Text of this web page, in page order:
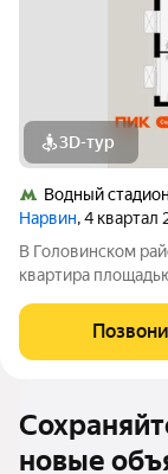
3D-тур
Водный стадион
Нарвин, 4 квартал
В Головинском
квартира
10 минут пешком
минут до МЦК
новые